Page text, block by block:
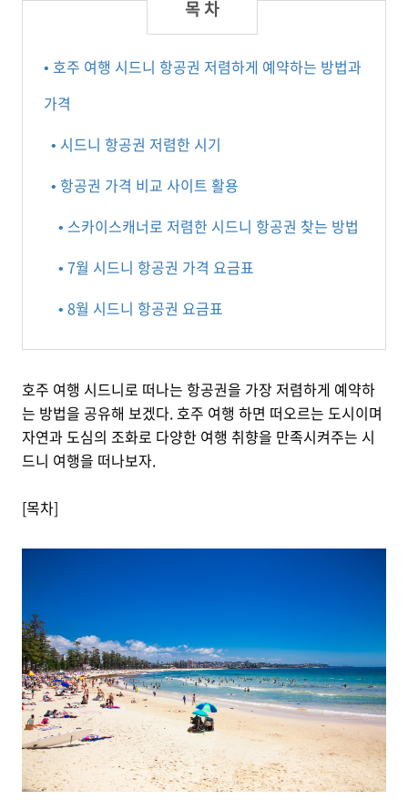
• 호주 여행 시드니 항공권 저렴하게 예약하는 방법과
가격
• 시드니 항공권 저렴한 시기
• 항공권 가격 비교 사이트 활용
• 스카이스캐너로 저렴한 시드니 항공권 찾는 방법
• 7월 시드니 항공권 가격 요금표
• 8월 시드니 항공권 요금표
호주 여행 시드니로 떠나는 항공권을 가장 저렴하게 예약하
는 방법을 공유해 보겠다. 호주 여행 하면 떠오르는 도시이며
자연과 도심의 조화로 다양한 여행 취향을 만족시켜주는 시
드니 여행을 떠나보자.
[목차]